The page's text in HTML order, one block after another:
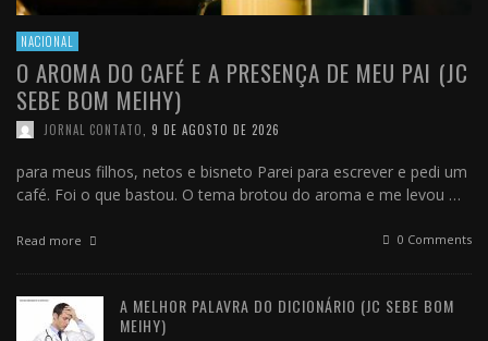
NACIONAL
O AROMA DO CAFÉ E A PRESENÇA DE MEU PAI (JC
SEBE BOM MEIHY)
JORNAL CONTATO 9 DE AGOSTO DE 2026
para meus filhos, netos e bisneto Parei para escrever e pedi um
café. Foi o que bastou. O tema brotou do aroma e me levou …
Read more 0 Comments
A MELHOR PALAVRA DO DICIONÁRIO (JC SEBE BOM
MEIHY)